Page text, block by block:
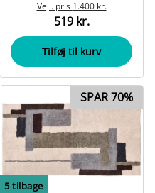
Vejl. pris 1.400 kr.
519 kr.
Tilføj til kurv
5tilbage
SPAR 70%